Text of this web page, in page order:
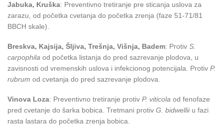
Jabuka, Kruška: Preventivno tretiranje pre sticanja uslova za
zarazu, od početka cvetanja do početka zrenja (faze 51-71/81
BBCH skale).
Breskva, Kajsija, Šljiva, Trešnja, Višnja, Badem: Protiv S.
carpophila od početka listanja do pred sazrevanje plodova, u
zavisnosti od vremenskih uslova i infekcionog potencijala. Protiv P.
rubrum od cvetanja do pred sazrevanje plodova.
Vinova Loza: Preventivno tretiranje protiv P. viticola od fenofaze
pred cvetanje do šarka bobica. Tretmani protiv G. bidwelliiu fazi
rasta lastara do početka zrenja bobica.